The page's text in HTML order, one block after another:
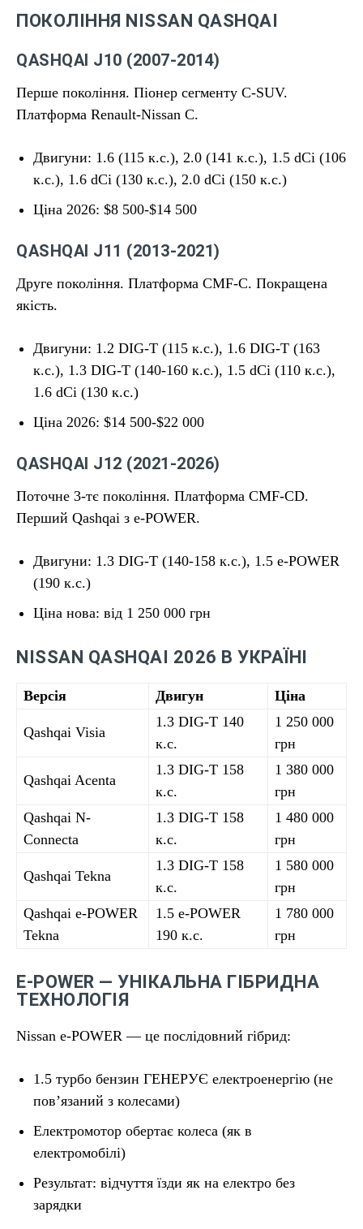
ПОКОЛІННЯ NISSAN QASHQAI
QASHQAI J10 (2007-2014)
Перше покоління. Піонер сегменту C-SUV.
Платформа Renault-Nissan C.
Двигуни: 1.6 (115 к.с.), 2.0 (141 к.с.), 1.5 dCi (106
к.с.), 1.6 dCi (130 к.с.), 2.0 dCi (150 к.с.)
Ціна 2026: $8 500-$14 500
QASHQAI J11 (2013-2021)
Друге покоління. Платформа CMF-C. Покращена
якість.
Двигуни: 1.2 DIG-T (115 к.с.), 1.6 DIG-T (163
к.с.), 1.3 DIG-T (140-160 к.с.), 1.5 dCi (110 к.с.),
1.6 dCi (130 к.с.)
Ціна 2026: $14 500-$22 000
QASHQAI J12 (2021-2026)
Поточне 3-тє покоління. Платформа CMF-CD.
Перший Qashqai з e-POWER.
Двигуни: 1.3 DIG-T (140-158 к.с.), 1.5 e-POWER
(190 к.с.)
Ціна нова: від 1 250 000 грн
NISSAN QASHQAI 2026 В УКРАЇНІ
Версія Двигун Ціна
Qashqai Visia
1.3 DIG-T 140
к.с.
1 250 000
грн
Qashqai Acenta
1.3 DIG-T 158
к.с.
1 380 000
грн
Qashqai N-
Connecta
1.3 DIG-T 158
к.с.
1 480 000
грн
Qashqai Tekna
1.3 DIG-T 158
к.с.
1 580 000
грн
Qashqai e-POWER
Tekna
1.5 e-POWER
190 к.с.
1 780 000
грн
E-POWER — УНІКАЛЬНА ГІБРИДНА
ТЕХНОЛОГІЯ
Nissan e-POWER — це послідовний гібрид:
1.5 турбо бензин ГЕНЕРУЄ електроенергію (не
пов’язаний з колесами)
Електромотор обертає колеса (як в
електромобілі)
Результат: відчуття їзди як на електро без
зарядки